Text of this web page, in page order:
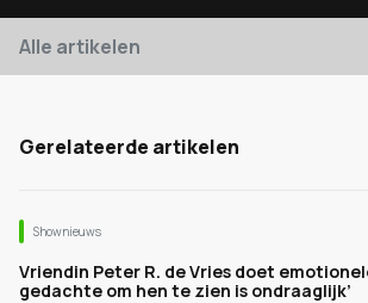
Alle artikelen
Gerelateerde artikelen
Shownieuws
Vriendin Peter R. de Vries doet
gedachte om hen te zien is ondraaglijk’